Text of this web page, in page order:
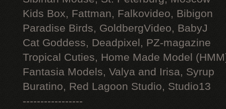
Kids Box, Fattman, Falkovideo, Bibigon
Paradise Birds, GoldbergVideo, BabyJ
Cat Goddess, Deadpixel, PZ-magazine
Tropical Cuties, Home Made Model
Fantasia Models, Valya and Irisa, Syrup
Buratino, Red Lagoon Studio, Studio13
-----------------